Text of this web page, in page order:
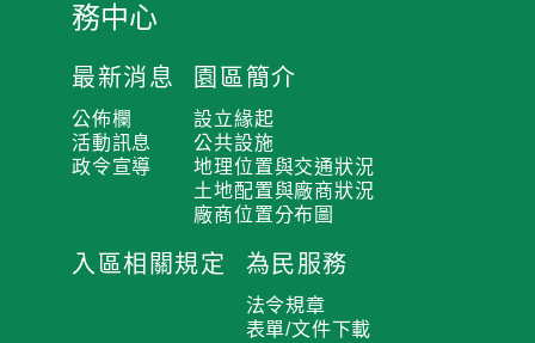
:務中心
最新消息
公佈欄
活動訊息
政令宣導
園區簡介
設立緣起
公共設施
地理位置與交通狀況
土地配置與廠商狀況
廠商位置分布圖
入區相關規定 為民服務
法令規章
表單/文件下載